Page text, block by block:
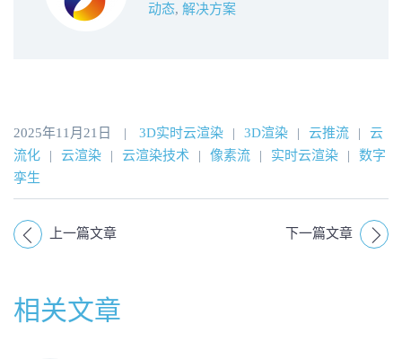
动态, 解决方案
2025年11月21日 | 3D实时云渲染 | 3D渲染 | 云推流 |
云
流化
| 云渲染 | 云渲染技术 | 像素流 | 实时云渲染 |
数字
孪生
上一篇文章 下一篇文章
相关文章